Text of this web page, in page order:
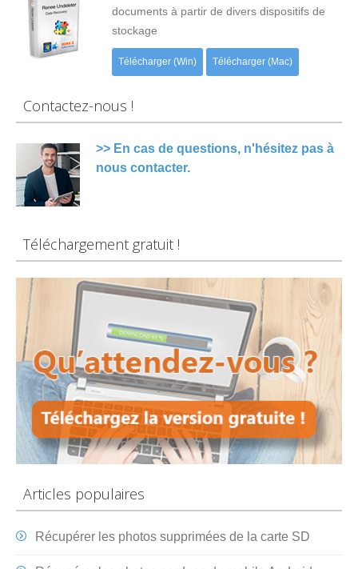
documents à partir de divers dispositifs de
stockage
Télécharger (Win) Télécharger (Mac)
Contactez-nous !
>> En cas de questions, n'hésitez pas à
nous contacter.
Téléchargement gratuit !
Articles populaires
Récupérer les photos supprimées de la carte SD